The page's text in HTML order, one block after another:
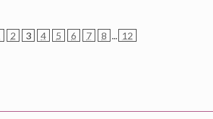
2 3 4 5 6 7 8 ... 12